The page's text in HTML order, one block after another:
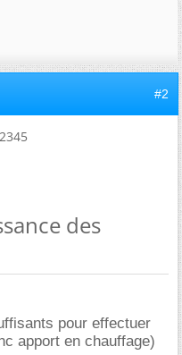
#2
des
pour effectuer
apport en chauffage)